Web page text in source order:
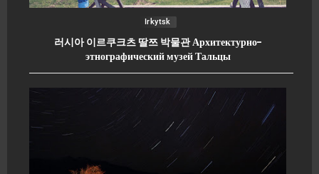
Irkytsk
러시아 이르쿠크츠 딸쯔 박물관 Архитектурно-
этнографический музей Тальцы